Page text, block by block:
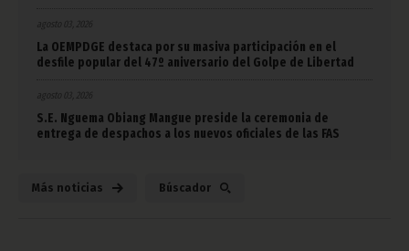
agosto 03, 2026
La OEMPDGE destaca por su masiva participación en el
desfile popular del 47º aniversario del Golpe de Libertad
agosto 03, 2026
S.E. Nguema Obiang Mangue preside la ceremonia de
entrega de despachos a los nuevos oficiales de las FAS
Más noticias Búscador